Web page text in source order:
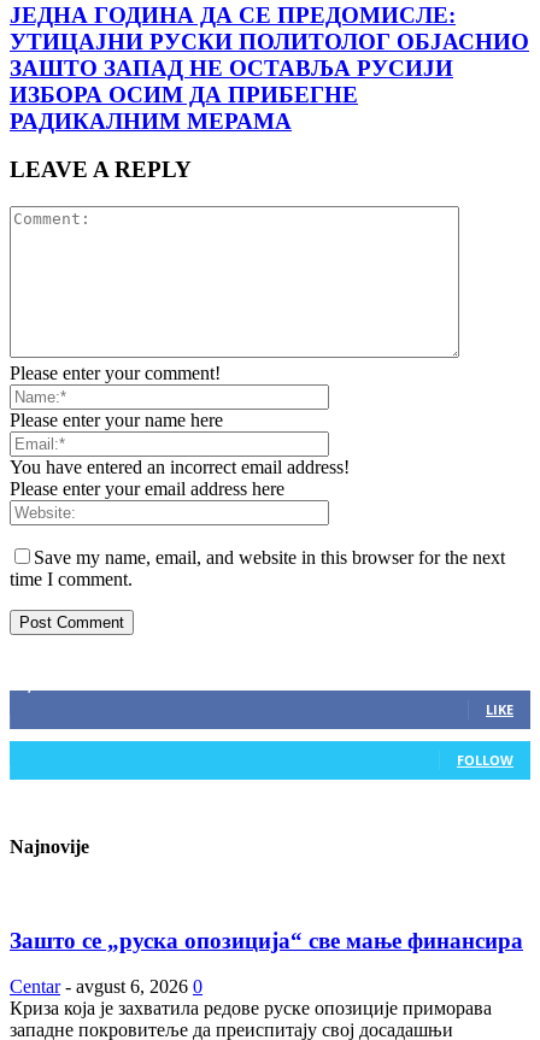
ЈЕДНА ГОДИНА ДА СЕ ПРЕДОМИСЛЕ:
УТИЦАЈНИ РУСКИ ПОЛИТОЛОГ ОБЈАСНИО
ЗАШТО ЗАПАД НЕ ОСТАВЉА РУСИЈИ
ИЗБОРА ОСИМ ДА ПРИБЕГНЕ
РАДИКАЛНИМ МЕРАМА
LEAVE A REPLY
Please enter your comment!
Please enter your name here
You have entered an incorrect email address!
Please enter your email address here
Save my name, email, and website in this browser for the next
time I comment.
LIKE
0 Followers
FOLLOW
Najnovije
Зашто се „руска опозиција“ све мање финансира
Centar - avgust 6, 2026 0
Криза која је захватила редове руске опозиције приморава
западне покровитеље да преиспитају свој досадашњи